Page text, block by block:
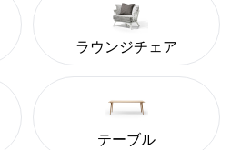
ラウンジチェア
テーブル